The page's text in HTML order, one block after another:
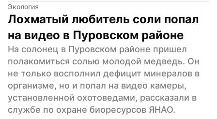
Экология
Лохматый любитель соли попал
на видео в Пуровском районе
На солонец в Пуровском районе пришел
полакомиться солью молодой медведь. Он
не только восполнил дефицит минералов в
организме, но и попал на видео камеры,
установленной охотоведами, рассказали в
службе по охране биоресурсов ЯНАО.